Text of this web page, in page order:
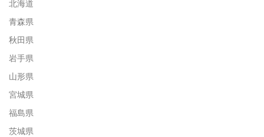
北海道
青森県
秋田県
岩手県
山形県
宮城県
福島県
茨城県